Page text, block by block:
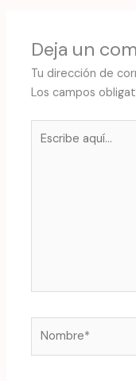
Deja un
Tu dirección de
Los campos
aquí...